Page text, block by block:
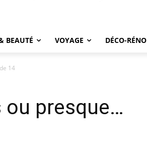
BEAUTÉ VOYAGE DÉCO-RÉNO
14
ou presque…